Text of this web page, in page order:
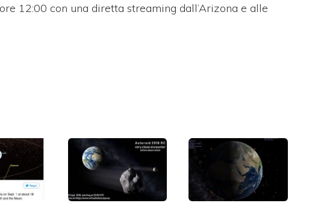
12:00 con una diretta streaming dall’Arizona e alle